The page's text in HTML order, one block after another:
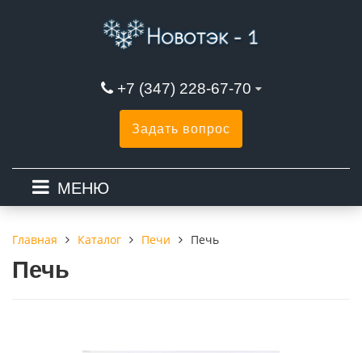
+7 (347) 228-67-70
Задать вопрос
МЕНЮ
Главная Каталог Печи Печь
Печь